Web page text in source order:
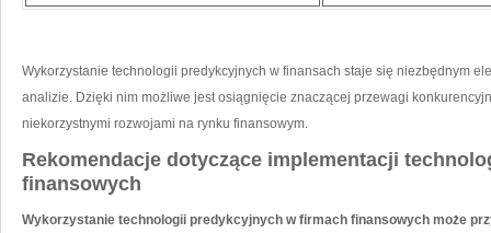
Wykorzystanie technologii predykcyjnych w⁢ finansach staje się niezbędnym
analizie. ​Dzięki nim możliwe ​jest osiągnięcie znaczącej przewagi
niekorzystnymi rozwojami na‌ rynku finansowym.
Rekomendacje dotyczące implementacji​
finansowych
Wykorzystanie​ technologii predykcyjnych w firmach ‍finansowych może